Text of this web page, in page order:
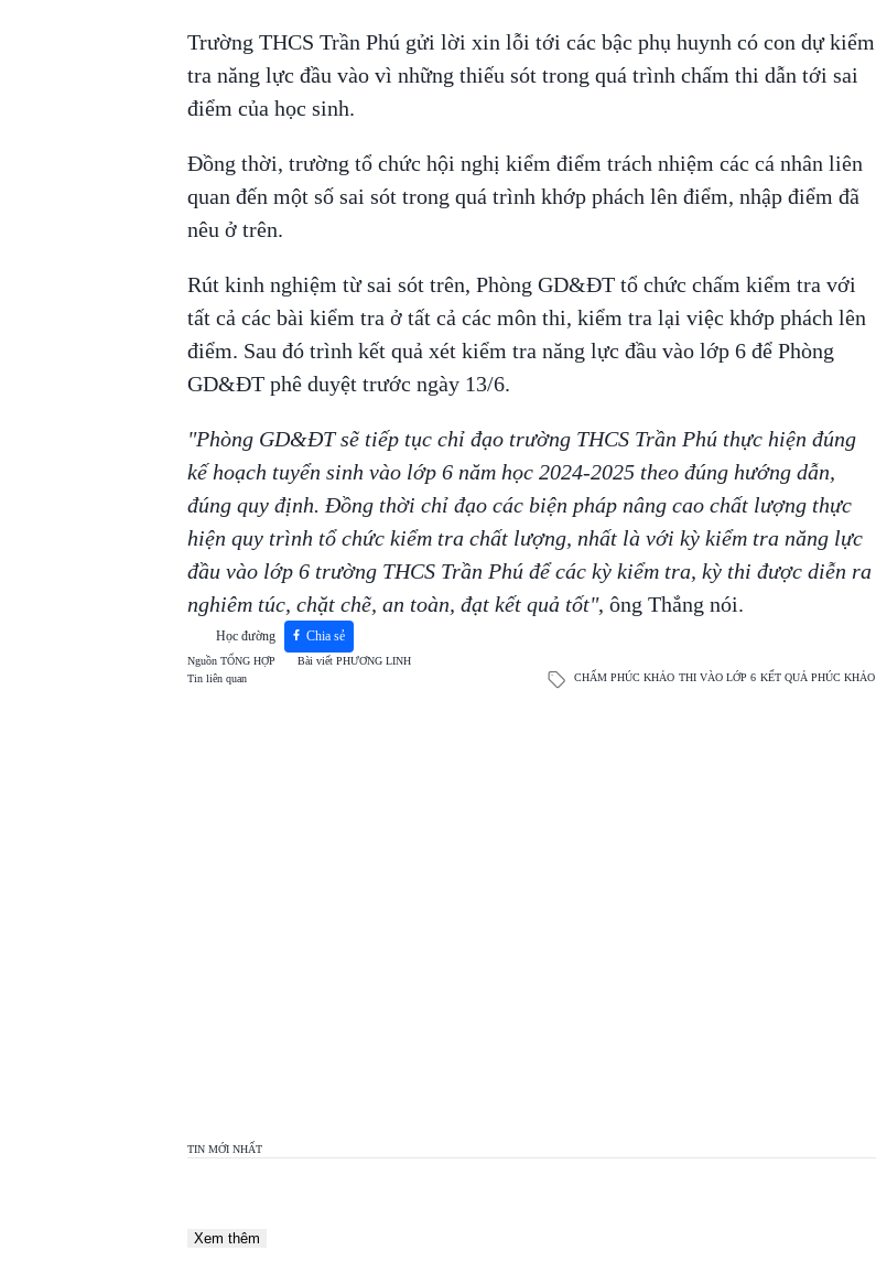
Trường THCS Trần Phú gửi lời xin lỗi tới các bậc phụ huynh có con dự kiểm
tra năng lực đầu vào vì những thiếu sót trong quá trình chấm thi dẫn tới sai
điểm của học sinh.
Đồng thời, trường tổ chức hội nghị kiểm điểm trách nhiệm các cá nhân liên
quan đến một số sai sót trong quá trình khớp phách lên điểm, nhập điểm đã
nêu ở trên.
Rút kinh nghiệm từ sai sót trên, Phòng GD&ĐT tổ chức chấm kiểm tra với
tất cả các bài kiểm tra ở tất cả các môn thi, kiểm tra lại việc khớp phách lên
điểm. Sau đó trình kết quả xét kiểm tra năng lực đầu vào lớp 6 để Phòng
GD&ĐT phê duyệt trước ngày 13/6.
"Phòng GD&ĐT sẽ tiếp tục chỉ đạo trường THCS Trần Phú thực hiện đúng
kế hoạch tuyển sinh vào lớp 6 năm học 2024-2025 theo đúng hướng dẫn,
đúng quy định. Đồng thời chỉ đạo các biện pháp nâng cao chất lượng thực
hiện quy trình tổ chức kiểm tra chất lượng, nhất là với kỳ kiểm tra năng lực
đầu vào lớp 6 trường THCS Trần Phú để các kỳ kiểm tra, kỳ thi được diễn ra
nghiêm túc, chặt chẽ, an toàn, đạt kết quả tốt", ông Thắng nói.
Học đường Chia sẻ
Nguồn TỔNG HỢP Bài viết PHƯƠNG LINH
Tin liên quan
CHẤM PHÚC KHẢO THI VÀO LỚP 6 KẾT QUẢ PHÚC KHẢO
TIN MỚI NHẤT
Xem thêm